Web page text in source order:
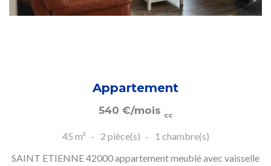
Appartement
540 €/mois cc
45 m² 2 pièce(s)
1 chambre(s)
SAINT ETIENNE 42000 appartement meublé avec vaisselle